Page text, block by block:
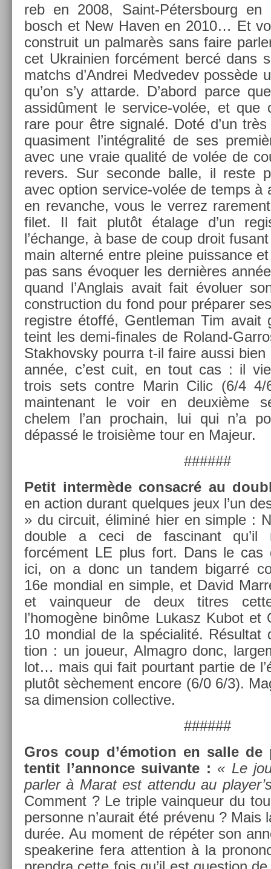
reb en 2008, Saint-Pétersbourg en
bosch et New Haven en 2010… Et
con­struit un pal­marès sans faire
cet Uk­raini­en forcément bercé dans
matchs d’Andrei Med­vedev possède
qu’on s’y at­tarde. D’abord parce
assidûment le service-volée, et que
rare pour être sign­alé. Doté d’un
quasi­ment l’intégralité de ses
avec une vraie qualité de volée de
re­v­ers. Sur secon­de balle, il reste
avec opt­ion service-volée de temps à
en re­vanche, vous le ver­rez
filet. Il fait plutôt étalage d’un
l’échan­ge, à base de coup droit
main al­terné entre pleine puis­sance
pas sans évoqu­er les dernières
quand l’Anglais avait fait évolu­er
con­struc­tion du fond pour préparer
re­gistre étoffé, Gentleman Tim
teint les demi-finales de Roland-
Stak­hovsky pour­ra t-il faire aussi
année, c’est cuit, en tout cas : il
trois sets con­tre Marin Cilic (6/4
main­tenant le voir en deuxième
chelem l’an pro­chain, lui qui n’a
dépassé le troisiè­me tour en Majeur.
######
Petit in­termède con­sacré au
en ac­tion durant quel­ques jeux l’un
» du cir­cuit, éliminé hier en sim­ple :
doub­le a ceci de fas­cinant qu’il
forcément LE plus fort. Dans le cas
ici, on a donc un tan­dem bi­garré
16e mon­di­al en sim­ple, et David
et vain­queur de deux tit­res
l’homogène binôme Lukasz Kubot et
10 mon­di­al de la spécialité.
tion : un joueur, Al­mag­ro donc,
lot… mais qui fait pour­tant par­tie de
plutôt sèche­ment en­core (6/0 6/3).
sa di­mens­ion col­lec­tive.
######
Gros coup d’émo­tion en salle
ten­tit l’an­nonce suivan­te : « Le
parl­er à Marat est at­tendu au
Com­ment ? Le tri­ple vain­queur du
per­son­ne n’aurait été prévenu ? Mais
durée. Au mo­ment de répéter son
speakerine fera at­ten­tion à la